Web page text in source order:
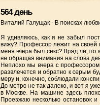
564 день
Виталий Галущак - В поисках
Я удивляюсь, как я не забыл
вижу? Профессор лежит на своей
меня вчера был секс? Вряд ли, по
не обращая внимания на слова
Неплохо мы вчера с
развлечется и обратно к серым
меру и, конечно, соблюдали
До метро не так далеко, и вот я
в Москве. На машине здесь
Проезжаю несколько остановок